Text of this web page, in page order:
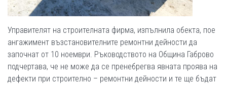
Управителят на строителната фирма, изпълнила обекта, пое
ангажимент възстановителните ремонтни дейности да
започнат от 10 ноември. Ръководството на Община Габрово
подчертава, че не може да се пренебрегва явната проява на
дефекти при строително – ремонтни дейности и те ще бъдат